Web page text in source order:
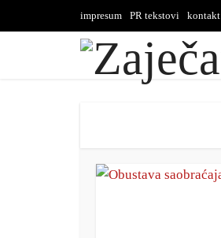
impresum PR tekstovi kontakt